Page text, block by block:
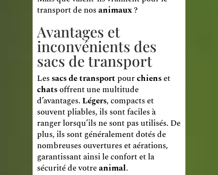
transport de nosanimaux?
Avantages et
inconvénients des
sacs de transport
Lessacs de transportpourchienset
chatsoffrent une multitude
d’avantages.Légers, compacts et
souvent pliables, ils sont faciles à
ranger lorsqu’ils ne sont pas utilisés. De
plus, ils sont généralement dotés de
nombreuses ouvertures et aérations,
garantissant ainsi le confort et la
sécurité de votreanimal.